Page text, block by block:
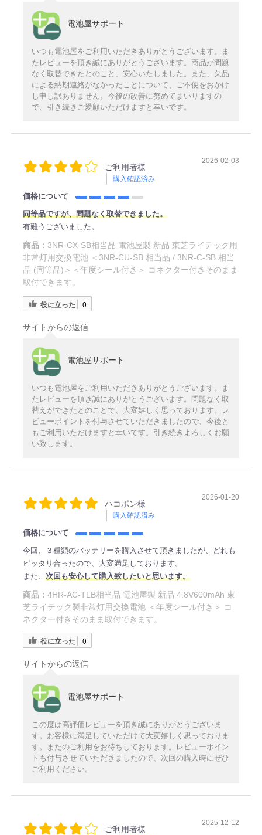
電池屋サポート
いつも電池屋をご利用いただきありがとうございます。ま
たレビューを頂き誠にありがとうございます。商品が問題
なく取替できたとのこと、安心いたしました。また、欠品
による納期連絡がなかったことについて、ご不便をおかけ
し申し訳ありません。今後の改善に努めてまいりますの
で、引き続きご愛顧いただけますと幸いです。
ご利用者様
購入確認済み
2026-02-03
価格について
同等品ですが、問題なく取替できました。
有難うございました。
商品： 3NR-CX-SB相当品 電池屋製 新品 東芝ライテック用
非常灯用交換電池 ＜3NR-CU-SB 相当品 / 3NR-C-SB 相当
品 (同等品)＞＜年度シール付き＞ コネクター付きそのまま
取付できます。
役に立った 0
サイトからの返信
電池屋サポート
いつも電池屋をご利用いただきありがとうございます。ま
たレビューを頂き誠にありがとうございます。問題なく取
替えができたとのことで、大変嬉しく思っております。レ
ビューポイントを付与させていただきましたので、今後と
もご利用いただけますと幸いです。引き続きよろしくお願
い致します。
ハコポン様
購入確認済み
2026-01-20
価格について
今回、３種類のバッテリーを購入させて頂きましたが、どれも
ピッタリ合ったので、大変満足しております。
また、 次回も安心して購入致したいと思います。
商品： 4HR-AC-TLB相当品 電池屋製 新品 4.8V600mAh 東
芝ライテック製非常灯用交換電池 ＜年度シール付き＞ コ
ネクター付きそのまま取付できます。
役に立った 0
サイトからの返信
電池屋サポート
この度は高評価レビューを頂き誠にありがとうございま
す。お客様に満足していただけて大変嬉しく思っておりま
す。またのご利用をお待ちしております。レビューポイン
トも付与させていただきましたので、次回の購入時にぜひ
ご利用ください。
ご利用者様
2025-12-12